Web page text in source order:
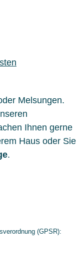
Melsungen.
Ihnen gerne
Haus oder Sie
.
(GPSR):